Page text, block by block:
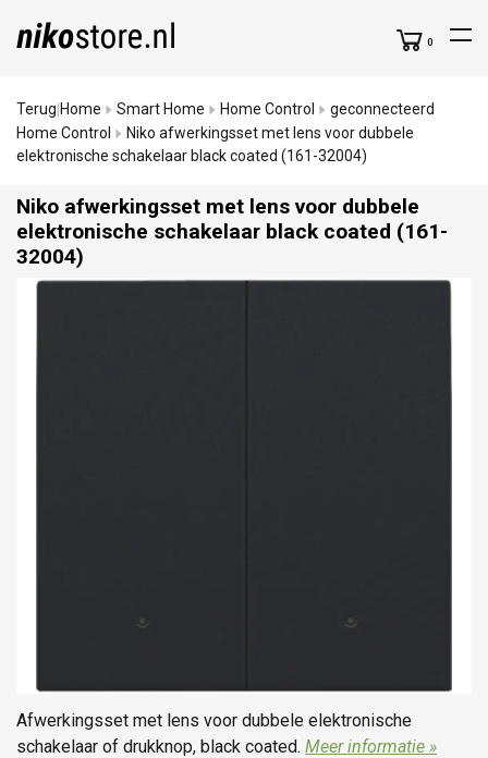
0
Terug Home Smart Home Home Control
geconnecteerd
Home Control
Niko afwerkingsset met lens voor dubbele
elektronische schakelaar black coated (161-32004)
Niko afwerkingsset met lens voor dubbele
elektronische schakelaar black coated (161-
32004)
Afwerkingsset met lens voor dubbele elektronische
schakelaar of drukknop, black coated. Meer informatie »